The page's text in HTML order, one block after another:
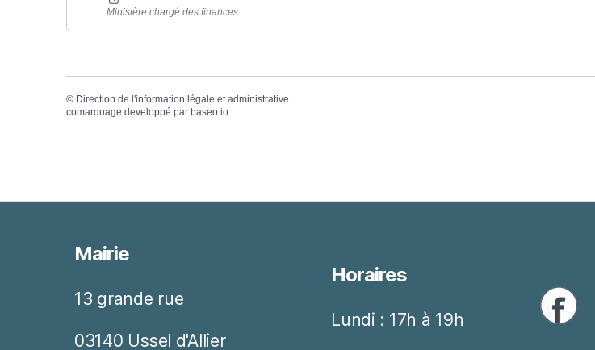
Ministère chargé des finances
© Direction de l'information légale et administrative
comarquage developpé par baseo.io
Mairie
13 grande rue
03140 Ussel d'Allier
Horaires
Lundi : 17h à 19h